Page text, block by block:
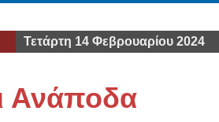
Τετάρτη 14 Φεβρουαρίου 2024
Ανάποδα